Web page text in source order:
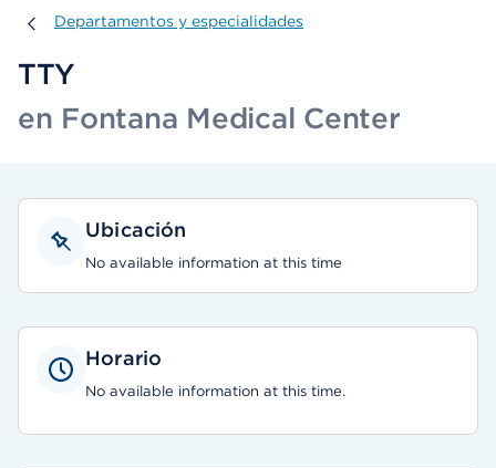
Departamentos y especialidades
Departamentos y especialidades
TTY
en Fontana Medical Center
Ubicación
No available information at this time
Horario
No available information at this time.